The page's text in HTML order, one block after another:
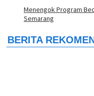
Menengok Program
Semarang